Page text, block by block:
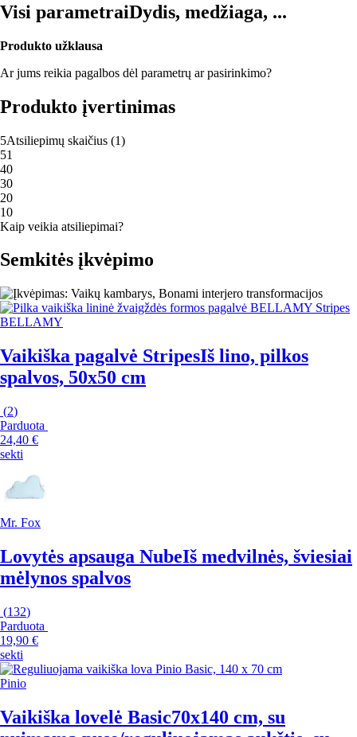
Visi parametraiDydis, medžiaga, ...
Produkto užklausa
Ar jums reikia pagalbos dėl parametrų ar pasirinkimo?
Produkto įvertinimas
5Atsiliepimų skaičius (1)
51
40
30
20
10
Kaip veikia atsiliepimai?
Semkitės įkvėpimo
BELLAMY
Vaikiška pagalvė StripesIš lino, pilkos
spalvos, 50x50 cm
(2)
Parduota
24,40 €
sekti
Mr. Fox
Lovytės apsauga NubeIš medvilnės, šviesiai
mėlynos spalvos
(132)
Parduota
19,90 €
sekti
Pinio
Vaikiška lovelė Basic70x140 cm, su